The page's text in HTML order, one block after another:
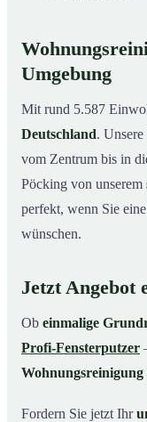
Umgebung
Mit rund 5.587
Deutschland.
vom Zentrum bis in
Pöcking von unserem
perfekt, wenn Sie eine
wünschen.
Jetzt Angebot
Ob einmalige
Profi-Fensterputzer
Fordern Sie jetzt Ihr